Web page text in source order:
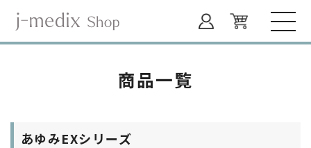
商品一覧
あゆみEXシリーズ